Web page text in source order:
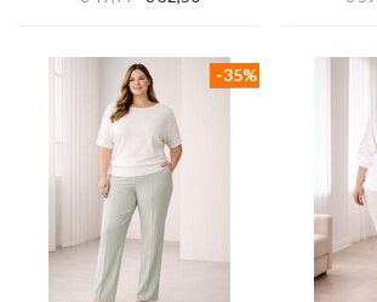
-35%